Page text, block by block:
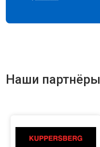
Наши партнёры